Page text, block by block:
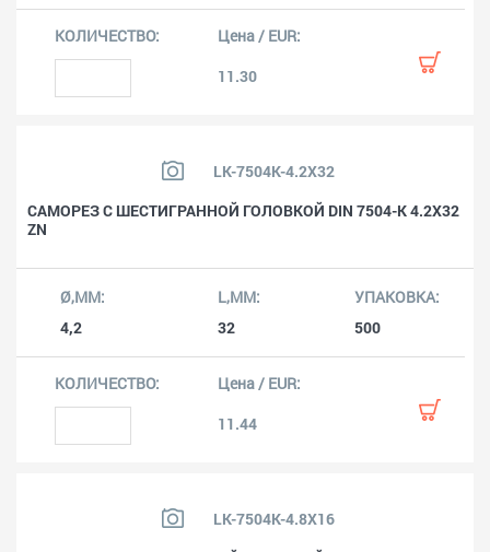
11.30
LK-7504K-4.2X32
САМОРЕЗ С ШЕСТИГРАННОЙ ГОЛОВКОЙ DIN 7504-K 4.2X32
ZN
4,2 32 500
11.44
LK-7504K-4.8X16